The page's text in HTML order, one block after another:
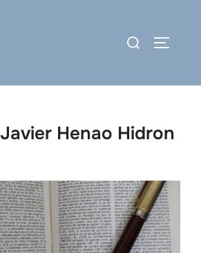
Buscar:
Javier Henao Hidron